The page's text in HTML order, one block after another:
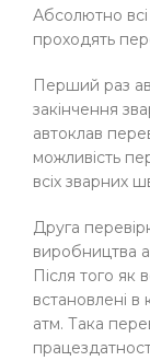
Абсолютно
проходять
Перший раз
закінчення
автоклав
можливість
всіх зварних
Друга
виробництва
Після того як
встановлені
атм. Така